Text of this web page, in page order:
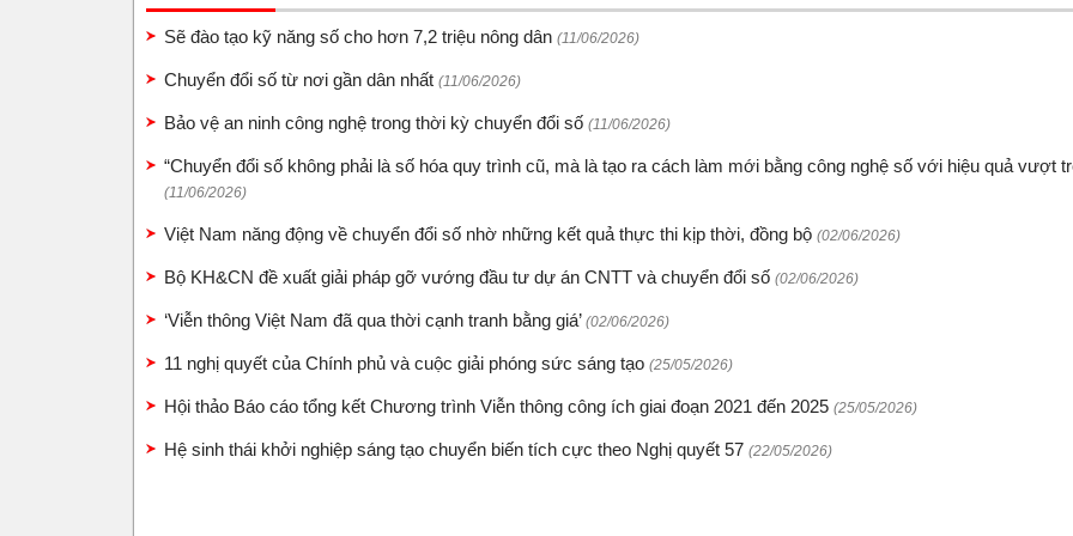
Sẽ đào tạo kỹ năng số cho hơn 7,2 triệu nông dân (11/06/2026)
Chuyển đổi số từ nơi gần dân nhất (11/06/2026)
Bảo vệ an ninh công nghệ trong thời kỳ chuyển đổi số (11/06/2026)
“Chuyển đổi số không phải là số hóa quy trình cũ, mà là tạo ra cách làm mới bằng công nghệ số với hiệu quả vượt
(11/06/2026)
Việt Nam năng động về chuyển đổi số nhờ những kết quả thực thi kịp thời, đồng bộ (02/06/2026)
Bộ KH&CN đề xuất giải pháp gỡ vướng đầu tư dự án CNTT và chuyển đổi số (02/06/2026)
‘Viễn thông Việt Nam đã qua thời cạnh tranh bằng giá’ (02/06/2026)
11 nghị quyết của Chính phủ và cuộc giải phóng sức sáng tạo (25/05/2026)
Hội thảo Báo cáo tổng kết Chương trình Viễn thông công ích giai đoạn 2021 đến 2025 (25/05/2026)
Hệ sinh thái khởi nghiệp sáng tạo chuyển biến tích cực theo Nghị quyết 57 (22/05/2026)